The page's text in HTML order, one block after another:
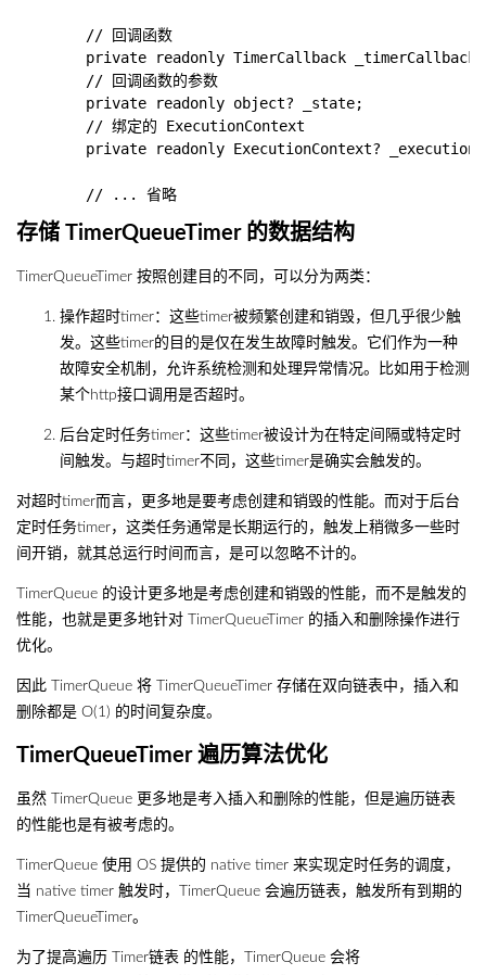
        // 回调函数
        private readonly TimerCallback _timerCallback;
        // 回调函数的参数
        private readonly object? _state;
        // 绑定的 ExecutionContext
private readonly ExecutionContext?
存储 TimerQueueTimer 的数据结构
TimerQueueTimer 按照创建目的不同，可以分为两类：
操作超时timer：这些timer被频繁创建和销毁，但几乎很少触
发。这些timer的目的是仅在发生故障时触发。它们作为一种
故障安全机制，允许系统检测和处理异常情况。比如用于检测
某个http接口调用是否超时。
后台定时任务timer：这些timer被设计为在特定间隔或特定时
间触发。与超时timer不同，这些timer是确实会触发的。
对超时timer而言，更多地是要考虑创建和销毁的性能。而对于后台
定时任务timer，这类任务通常是长期运行的，触发上稍微多一些时
间开销，就其总运行时间而言，是可以忽略不计的。
TimerQueue 的设计更多地是考虑创建和销毁的性能，而不是触发的
性能，也就是更多地针对 TimerQueueTimer 的插入和删除操作进行
优化。
因此 TimerQueue 将 TimerQueueTimer 存储在双向链表中，插入和
删除都是 O(1) 的时间复杂度。
TimerQueueTimer 遍历算法优化
虽然 TimerQueue 更多地是考入插入和删除的性能，但是遍历链表
的性能也是有被考虑的。
TimerQueue 使用 OS 提供的 native timer 来实现定时任务的调度，
当 native timer 触发时，TimerQueue 会遍历链表，触发所有到期的
TimerQueueTimer。
为了提高遍历 Timer链表 的性能，TimerQueue 会将